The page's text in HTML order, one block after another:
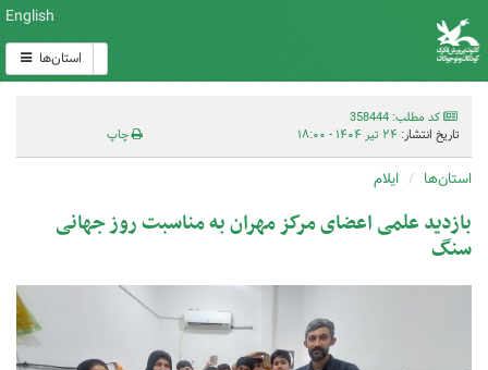
English
استان‌ها
کد مطلب: 358444
تاریخ انتشار: ۲۴ تیر ۱۴۰۴ - ۱۸:۰۰ چاپ
استان‌ها ایلام
بازدید علمی اعضای مرکز مهران به مناسبت روز جهانی
سنگ